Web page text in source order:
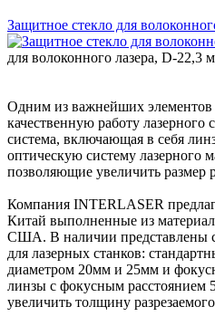
Защитное стекло для
для волоконного лазера, D-
Одним из важнейших
качественную работу лазерного
система, включающая в себя
оптическую систему лазерного
позволяющие увеличить размер
Компания INTERLASER
Китай выполненные из
США. В наличии представлены
для лазерных станков:
диаметром 20мм и 25мм и
линзы с фокусным
увеличить толщину